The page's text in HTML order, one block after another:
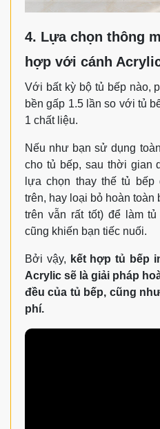
4. Lựa chọn thông
hợp với cánh
Với bất kỳ bộ tủ bếp nào,
bền gấp 1.5 lần so với tủ
1 chất liệu.
Nếu như bạn sử dụng
cho tủ bếp, sau thời gian
lựa chọn thay thế tủ
trên, hay loại bỏ hoàn toàn
trên vẫn rất tốt) để làm
cũng khiến bạn tiếc nuối.
Bởi vậy, kết hợp tủ bếp
Acrylic sẽ là giải pháp
đều của tủ bếp, cũng
phí.